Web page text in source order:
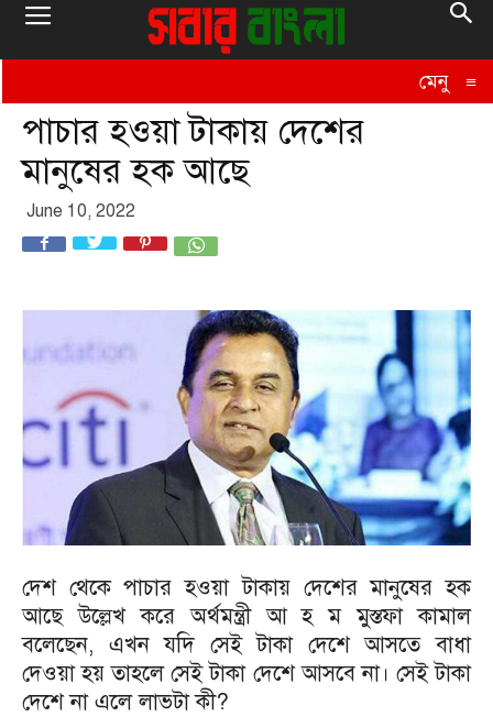
মেনু ≡
পাচার হওয়া টাকায় দেশের
মানুষের হক আছে
June 10, 2022
দেশ থেকে পাচার হওয়া টাকায় দেশের মানুষের হক
আছে উল্লেখ করে অর্থমন্ত্রী আ হ ম মুস্তফা কামাল
বলেছেন, এখন যদি সেই টাকা দেশে আসতে বাধা
দেওয়া হয় তাহলে সেই টাকা দেশে আসবে না। সেই টাকা
দেশে না এলে লাভটা কী?